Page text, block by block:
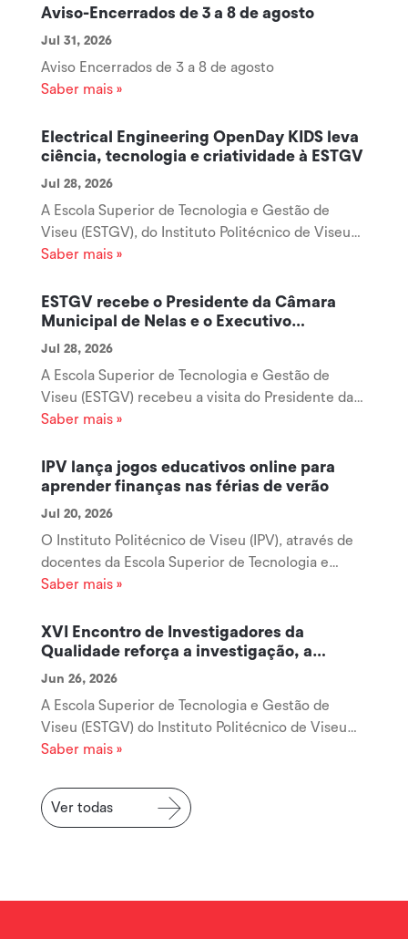
aposentação, encerrando um longo e brilhante
Aviso-Encerrados de 3 a 8 de agosto
Jul 31, 2026
Aviso Encerrados de 3 a 8 de agosto
Saber mais »
Electrical Engineering OpenDay KIDS leva
ciência, tecnologia e criatividade à ESTGV
Jul 28, 2026
A Escola Superior de Tecnologia e Gestão de
Viseu (ESTGV), do Instituto Politécnico de Viseu
(IPV), está a receber mais uma edição do Electrical
organizada pelo Departamento de Engenharia
Eletrotécnica que reúne dezenas de...
Saber mais »
ESTGV recebe o Presidente da Câmara
Municipal de Nelas e o Executivo
Municipal
Jul 28, 2026
A Escola Superior de Tecnologia e Gestão de
Viseu (ESTGV) recebeu a visita do Presidente da
Câmara Municipal de Nelas e do respetivo
que teve como principal objetivo reforçar a
colaboração entre o Município de Nelas e o...
Saber mais »
IPV lança jogos educativos online para
aprender finanças nas férias de verão
Jul 20, 2026
O Instituto Politécnico de Viseu (IPV), através de
docentes da Escola Superior de Tecnologia e
Gestão de Viseu (ESTGV), disponibiliza um
à promoção da literacia financeira de crianças e
jovens, acessíveis através da...
Saber mais »
XVI Encontro de Investigadores da
Qualidade reforça a investigação, a
cooperação e a inovação na área da
Qualidade
Jun 26, 2026
A Escola Superior de Tecnologia e Gestão de
Viseu (ESTGV) do Instituto Politécnico de Viseu
acolheu, no passado dia 19 de junho, o XVI
(RIQUAL), uma iniciativa que voltou a afirmar-se
como um importante espaço de encontro,...
Saber mais »
Ver todas